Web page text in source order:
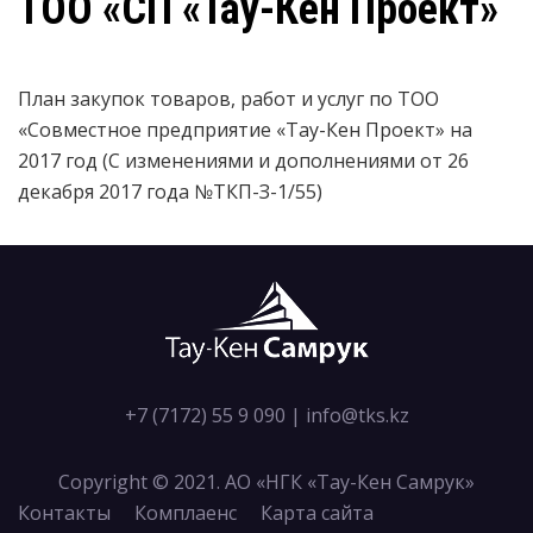
План закупок товаров, работ и услуг по ТОО
«Совместное предприятие «Тау-Кен Проект» на
2017 год (С изменениями и дополнениями от 26
декабря 2017 года №ТКП-З-1/55)
+7 (7172) 55 9 090 | info@tks.kz
Copyright © 2021. АО «НГК «Тау-Кен Самрук»
Контакты
Комплаенс
Карта сайта